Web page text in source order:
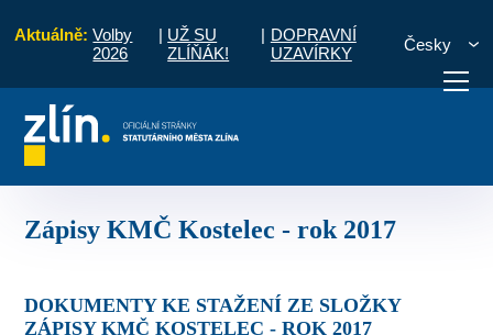
Aktuálně: Volby
2026
| UŽ SU
ZLÍŇÁK!
| DOPRAVNÍ
UZAVÍRKY
Česky
vyřídit Potřebuji zaplatit
Zápisy KMČ Kostelec - rok 2017
DOKUMENTY KE STAŽENÍ ZE SLOŽKY
ZÁPISY KMČ KOSTELEC - ROK 2017